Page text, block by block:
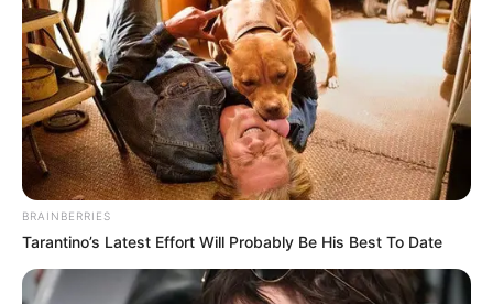
Serem! 9 Chat Ojek Online &
Pelanggan Ini Bikin Auto
Merinding
BRAINBERRIES
Tarantino’s Latest Effort Will Probably Be His Best To Date